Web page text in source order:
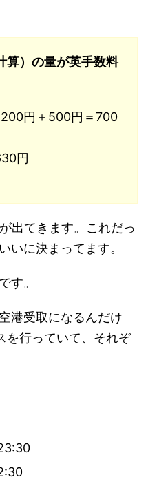
算）の量が英手数料
円＋500円＝700
円
出てきます。これだっ
いに決まってます。
す。
港受取になるんだけ
を行っていて、それぞ